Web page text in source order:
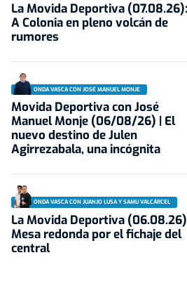
La Movida Deportiva (07.08.26):
A Colonia en pleno volcán de
rumores
ONDA VASCA CON JOSÉ MANUEL MONJE
Movida Deportiva con José
Manuel Monje (06/08/26) | El
nuevo destino de Julen
Agirrezabala, una incógnita
ONDA VASCA CON JUANJO LUSA Y SAMU VALCÁRCEL
La Movida Deportiva
Mesa redonda por el fichaje del
central